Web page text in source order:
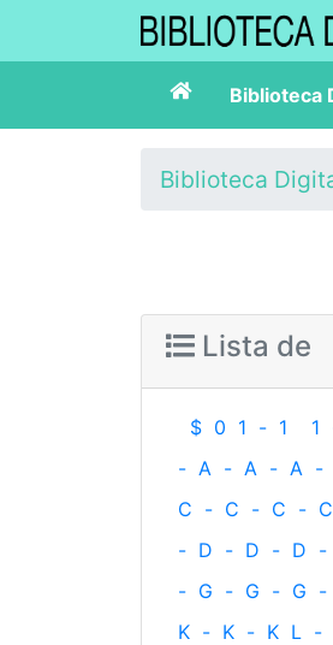
Biblioteca
Biblioteca
Lista de
$ 0 1 - 1 1
- A - A - A -
C - C - C - C
- D - D - D -
- G - G - G -
K - K - K L -